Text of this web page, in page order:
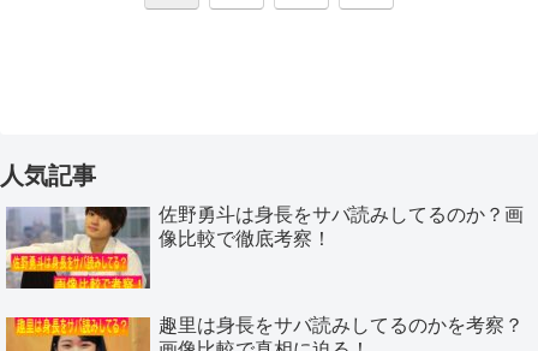
人気記事
佐野勇斗は身長をサバ読みしてるのか？画
像比較で徹底考察！
趣里は身長をサバ読みしてるのかを考察？